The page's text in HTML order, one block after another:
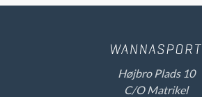
Højbro Plads 10
C/O Matrikel